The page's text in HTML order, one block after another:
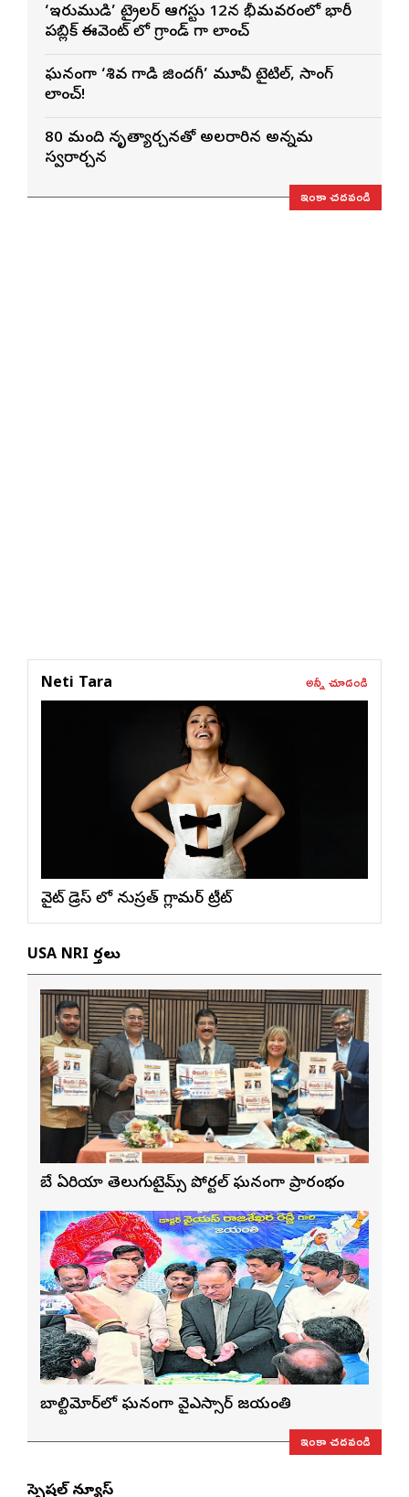
‘ఇరుముడి’ ట్రైలర్ ఆగస్టు 12న భీమవరంలో భారీ
పబ్లిక్ ఈవెంట్ లో గ్రాండ్ గా లాంచ్
ఘనంగా ‘శివ గాడి జింద‌గీ’ మూవీ టైటిల్, సాంగ్
లాంచ్!
80 మంది నృత్యార్చనతో అలరారిన అన్నమ
స్వరార్చన
ఇంకా చదవండి
Neti Tara అన్నీ చూడండి
వైట్ డ్రెస్ లో నుస్ర‌త్ గ్లామ‌ర్ ట్రీట్
USA NRI వార్తలు
బే ఏరియా తెలుగుటైమ్స్ పోర్టల్ ఘనంగా ప్రారంభం
బాల్టిమోర్‌లో ఘనంగా వైఎస్సార్‌ జయంతి
ఇంకా చదవండి
స్పెషల్ న్యూస్